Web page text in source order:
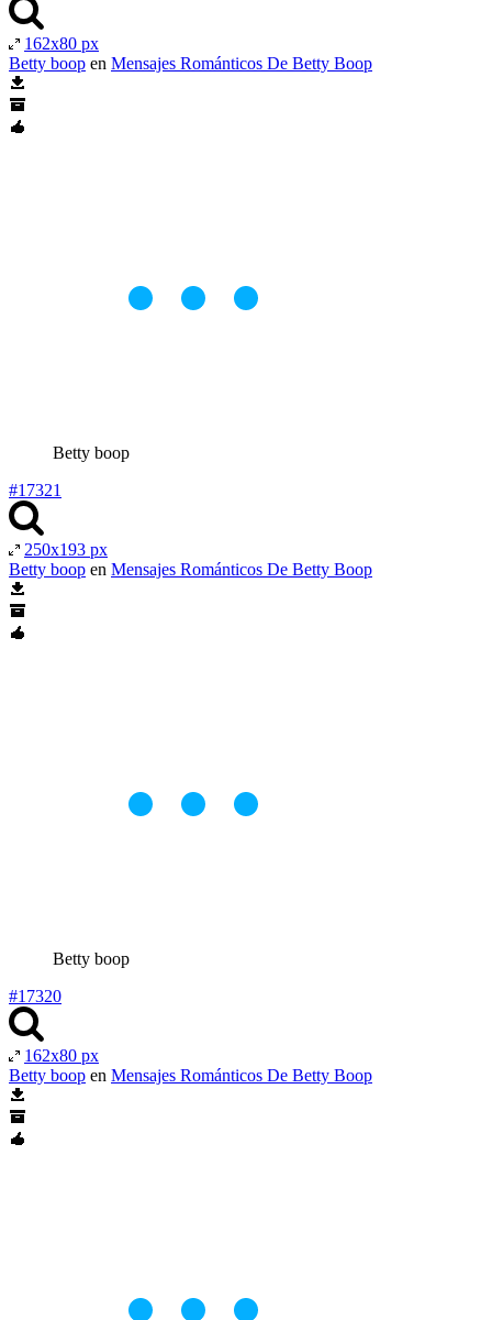
162x80 px
Betty boop en Mensajes Románticos De Betty Boop
Betty boop
#17321
250x193 px
Betty boop en Mensajes Románticos De Betty Boop
Betty boop
#17320
162x80 px
Betty boop en Mensajes Románticos De Betty Boop